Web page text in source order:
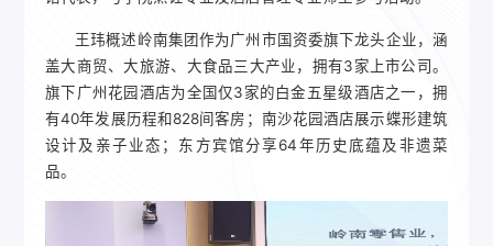
王玮概述岭南集团作为广州市国资委旗下龙头企业，涵
盖大商贸、大旅游、大食品三大产业，拥有3家上市公司。
旗下广州花园酒店为全国仅3家的白金五星级酒店之一，拥
有40年发展历程和828间客房；南沙花园酒店展示蝶形建筑
设计及亲子业态；东方宾馆分享64年历史底蕴及非遗菜
品。